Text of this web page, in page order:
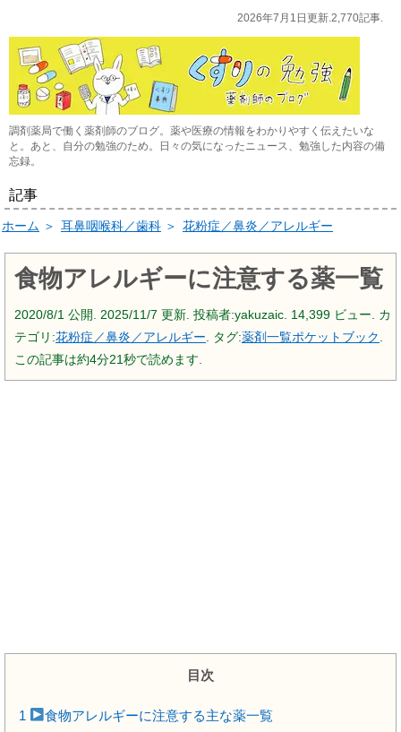
2026年7月1日更新.2,770記事.
調剤薬局で働く薬剤師のブログ。薬や医療の情報をわかりやすく伝えたいな
と。あと、自分の勉強のため。日々の気になったニュース、勉強した内容の備
忘録。
記事
ホーム ＞ 耳鼻咽喉科／歯科 ＞ 花粉症／鼻炎／アレルギー
食物アレルギーに注意する薬一覧
2020/8/1 公開. 2025/11/7 更新. 投稿者:yakuzaic. 14,399 ビュー. カ
テゴリ:花粉症／鼻炎／アレルギー . タグ:薬剤一覧ポケットブック
この記事は約4分21秒で読めます.
目次
1
食物アレルギーに注意する主な薬一覧